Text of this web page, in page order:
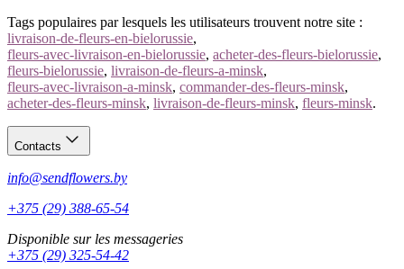
Tags populaires par lesquels les utilisateurs trouvent notre site :
livraison-de-fleurs-en-bielorussie,
fleurs-avec-livraison-en-bielorussie, acheter-des-fleurs-bielorussie,
fleurs-bielorussie, livraison-de-fleurs-a-minsk,
fleurs-avec-livraison-a-minsk, commander-des-fleurs-minsk,
acheter-des-fleurs-minsk, livraison-de-fleurs-minsk, fleurs-minsk.
Contacts
info@sendflowers.by
+375 (29) 388-65-54
Disponible sur les messageries
+375 (29) 325-54-42